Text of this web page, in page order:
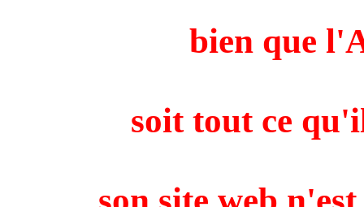
bien que
soit tout ce